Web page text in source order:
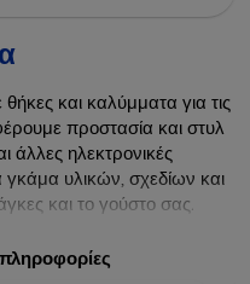
και καλύμματα για τις
προστασία και στυλ
άλλες ηλεκτρονικές
γκάμα υλικών, σχεδίων και
και το γούστο σας.
δίνετε ένα